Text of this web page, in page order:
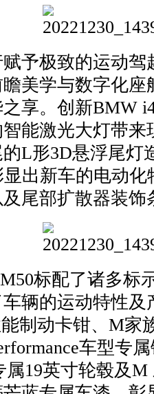
极致的运动驾
美学与数字化
享。创新BMW
能激光大灯带
L形3D悬浮尾灯
出新车的电动
尾部扩散器装饰
标配了诸多标
辆的运动特性
制动卡钳、M家
车型专
属19英寸轮毂及